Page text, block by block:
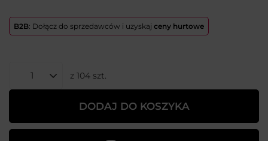
B2B: Dołącz do sprzedawców i uzyskaj ceny hurtowe
z 104 szt.
DODAJ DO KOSZYKA